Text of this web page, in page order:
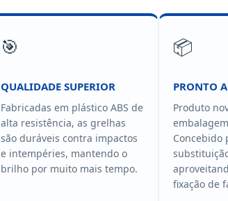
🎯
QUALIDADE SUPERIOR
Fabricadas em plástico ABS de
alta resistência, as grelhas
são duráveis contra impactos
e intempéries, mantendo o
brilho por muito mais tempo.
📦
PRONTO
Produto
Concebido
fixação de